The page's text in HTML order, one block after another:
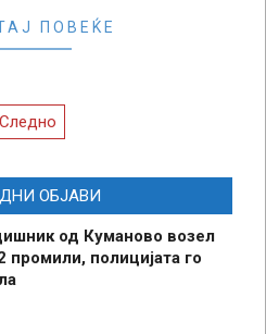
ПОВЕЌЕ
Следно
ОБЈАВИ
од Куманово возел
промили, полицијата го